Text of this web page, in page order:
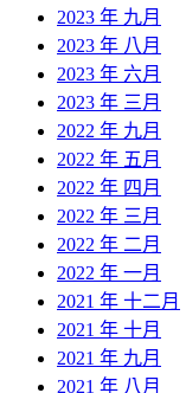
2023 年 九月
2023 年 八月
2023 年 六月
2023 年 三月
2022 年 九月
2022 年 五月
2022 年 四月
2022 年 三月
2022 年 二月
2022 年 一月
2021 年 十二月
2021 年 十月
2021 年 九月
2021 年 八月